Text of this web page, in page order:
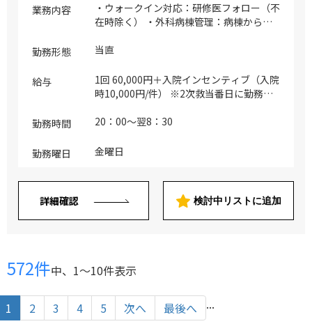
業務内容
・ウォークイン対応：研修医フォロー（不
在時除く） ・外科病棟管理：病棟からの
目安になりますので、予めご了承くださ
外科、ICU、産科、研修医（1、2名） ※救
急車は救急科医師が対応します
勤務形態 当直
給与
1回 60,000円＋入院インセンティブ（入院
時10,000円/件） ※2次救当番日に勤務可
ィブ（入院時10,000円/件）となります
勤務時間 20：00～翌8：30
勤務曜日 金曜日
詳細確認 検討中リストに追加
572件中、1〜10件表示
1 2 3 4 5 ...
次へ 最後へ